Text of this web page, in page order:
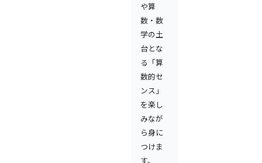
や算
数・数
学の土
台とな
る「算
数的セ
ンス」
を楽し
みなが
ら身に
つけま
す。